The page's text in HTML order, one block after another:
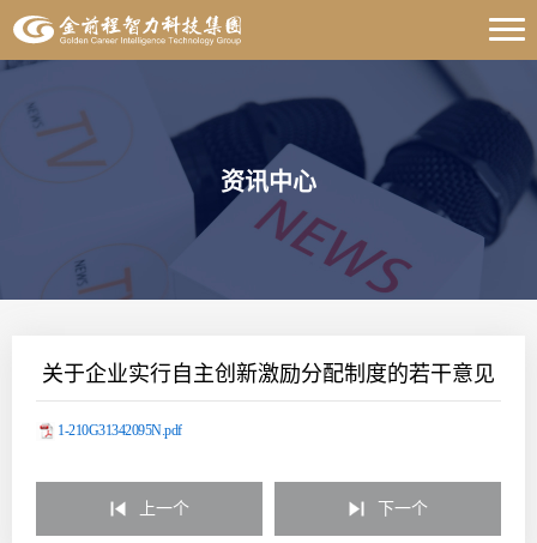
资讯中心
关于企业实行自主创新激励分配制度的若干意见
1-210G31342095N.pdf
上一个 下一个